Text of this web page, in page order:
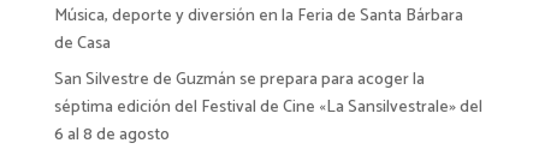
e
:
Música, deporte y diversión en la Feria de Santa Bárbara
de Casa
San Silvestre de Guzmán se prepara para acoger la
séptima edición del Festival de Cine «La Sansilvestrale» del
6 al 8 de agosto